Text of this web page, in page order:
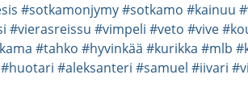
#sotkamonjymy#sotkamo #kainuu
#vierasreissu #vimpeli #veto #vive
#tahko #hyvinkää #kurikka #mlb
#huotari #aleksanteri #samuel #iivari